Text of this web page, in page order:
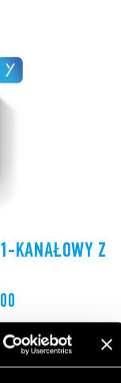
KANAŁOWY Z
z 12
podłączenia